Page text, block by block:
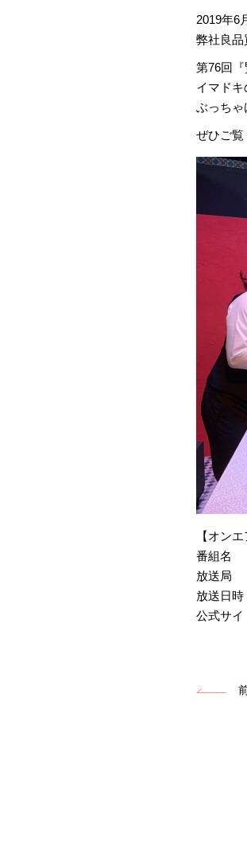
2019年6
弊社良品
第76回
イマド
ぶっちゃ
ぜひご覧
【オンエ
番組名
放送局
放送日
公式サイ